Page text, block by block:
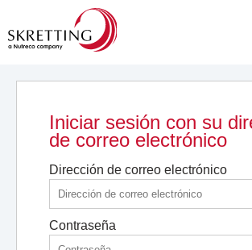
Iniciar sesión con su
de correo electrónico
Dirección de correo electrónico
Contraseña